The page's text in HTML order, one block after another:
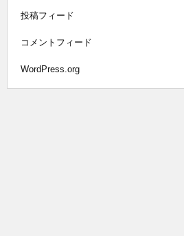
投稿フィード
コメントフィード
WordPress.org